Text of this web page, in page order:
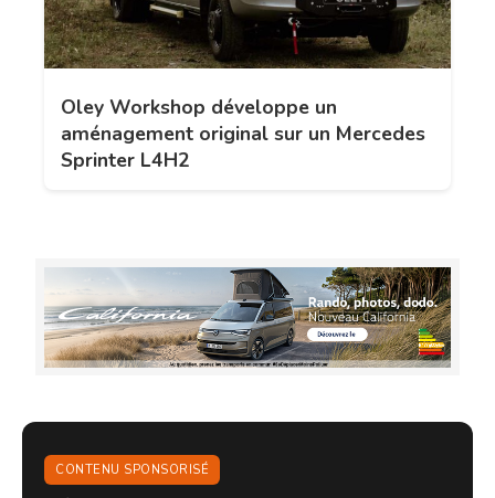
Oley Workshop développe un
aménagement original sur un Mercedes
Sprinter L4H2
CONTENU SPONSORISÉ